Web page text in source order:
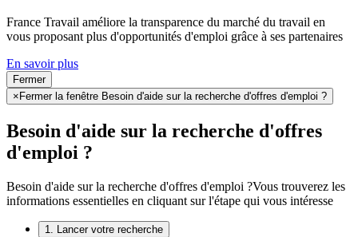
France Travail améliore la transparence du marché du travail en
vous proposant plus d'opportunités d'emploi grâce à ses partenaires
En savoir plus
Fermer
× Fermer la fenêtre Besoin d'aide sur la recherche d'offres d'emploi ?
Besoin d'aide sur la recherche d'offres
d'emploi ?
Besoin d'aide sur la recherche d'offres d'emploi ?Vous trouverez les
informations essentielles en cliquant sur l'étape qui vous intéresse
1. Lancer votre recherche